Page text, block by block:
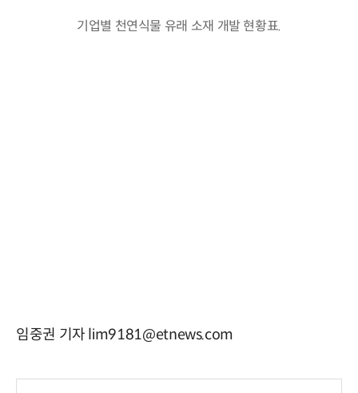
기업별 천연식물 유래 소재 개발 현황표.
임중권 기자 lim9181@etnews.com